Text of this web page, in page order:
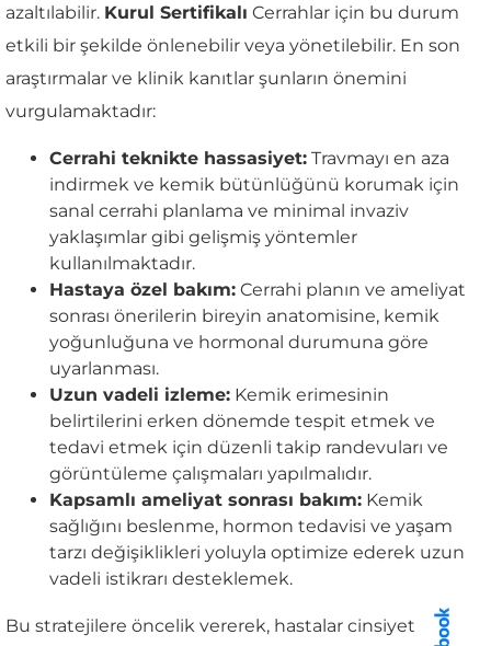
azaltılabilir. Kurul Sertifikalı Cerrahlar için bu durum
etkili bir şekilde önlenebilir veya yönetilebilir. En son
araştırmalar ve klinik kanıtlar şunların önemini
vurgulamaktadır:
Cerrahi teknikte hassasiyet: Travmayı en aza
indirmek ve kemik bütünlüğünü korumak için
sanal cerrahi planlama ve minimal invaziv
yaklaşımlar gibi gelişmiş yöntemler
kullanılmaktadır.
Hastaya özel bakım: Cerrahi planın ve ameliyat
sonrası önerilerin bireyin anatomisine, kemik
yoğunluğuna ve hormonal durumuna göre
uyarlanması.
Uzun vadeli izleme: Kemik erimesinin
belirtilerini erken dönemde tespit etmek ve
tedavi etmek için düzenli takip randevuları ve
görüntüleme çalışmaları yapılmalıdır.
Kapsamlı ameliyat sonrası bakım: Kemik
sağlığını beslenme, hormon tedavisi ve yaşam
tarzı değişiklikleri yoluyla optimize ederek uzun
vadeli istikrarı desteklemek.
Bu stratejilere öncelik vererek, hastalar cinsiyet